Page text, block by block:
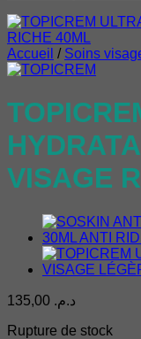
Accueil / Soins
VISAGE
د.م.
Rupture de stock